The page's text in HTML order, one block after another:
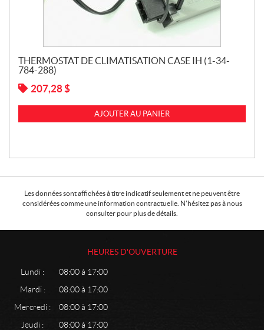
THERMOSTAT DE CLIMATISATION CASE IH (1-34-
784-288)
207,28$
AJOUTER AU PANIER
Les données sont affichées à titre indicatif seulement et ne peuvent être
considérées comme une information contractuelle. N'hésitez pas à nous
consulter pour plus de détails.
HEURES D'OUVERTURE
Lundi :
08:00 à 17:00
Mardi :
08:00 à 17:00
Mercredi :
08:00 à 17:00
Jeudi :
08:00 à 17:00